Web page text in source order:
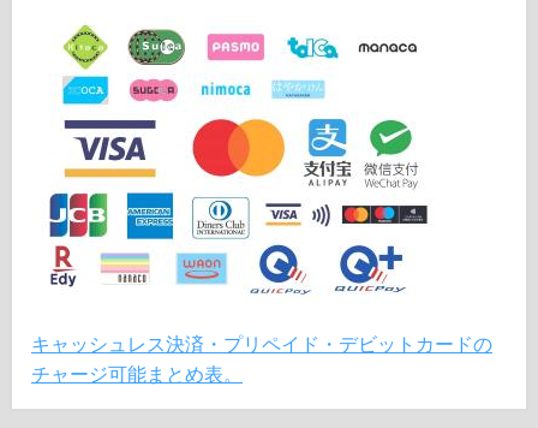
キャッシュレス決済・プリペイド・デビットカードの
チャージ可能まとめ表。